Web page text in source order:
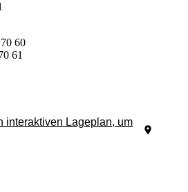
60
61
interaktiven La­ge­plan, um